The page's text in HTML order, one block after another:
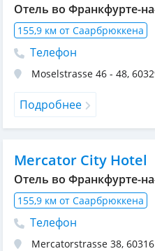
Отель во Франкфурте-
155,9 км от Саарбрюккена
Телефон
Moselstrasse 46 - 48,
Подробнее
Mercator City Hotel
Отель во Франкфурте-
155,9 км от Саарбрюккена
Телефон
Mercatorstrasse 38, 60316